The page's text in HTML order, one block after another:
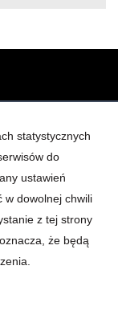
statystycznych
do
ustawień
w dowolnej chwili
z tej strony
że będą